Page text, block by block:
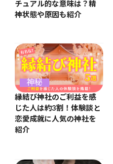
チュアル的な意味は？精
神状態や原因も紹介
神秘
縁結び神社のご利益を感
じた人は約3割！体験談と
恋愛成就に人気の神社を
紹介